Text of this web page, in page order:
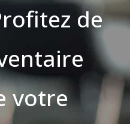
de
votre